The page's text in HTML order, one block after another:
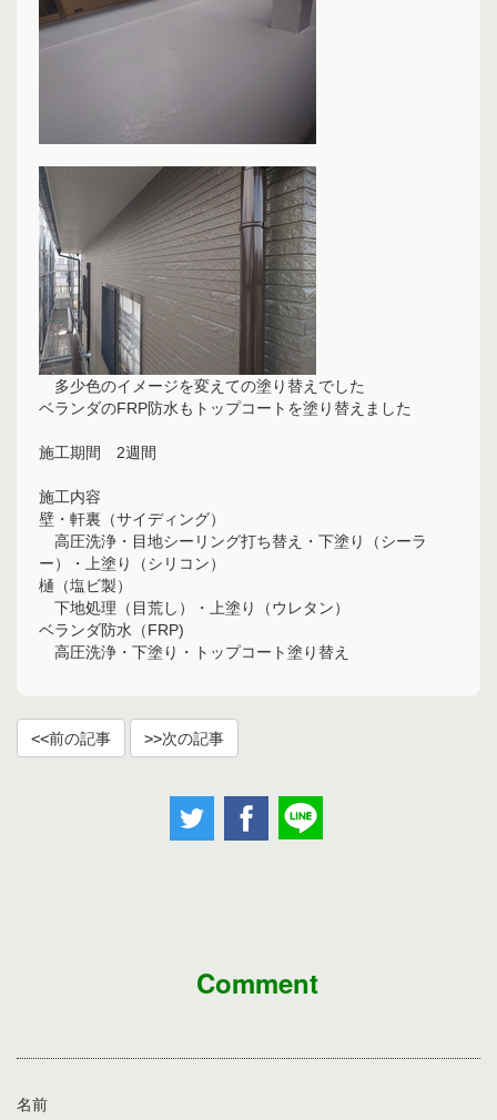
多少色のイメージを変えての塗り替えでした
ベランダのFRP防水もトップコートを塗り替えました
施工期間 2週間
施工内容
壁・軒裏（サイディング）
高圧洗浄・目地シーリング打ち替え・下塗り（シーラ
ー）・上塗り（シリコン）
樋（塩ビ製）
下地処理（目荒し）・上塗り（ウレタン）
ベランダ防水（FRP)
高圧洗浄・下塗り・トップコート塗り替え
前の記事 次の記事
Comment
名前